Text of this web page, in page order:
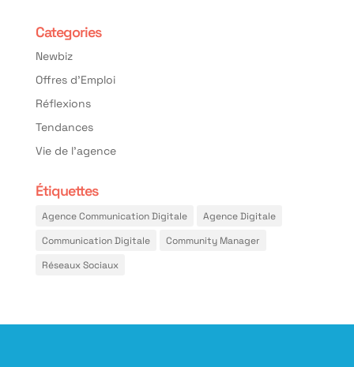
Categories
Newbiz
Offres d'Emploi
Réflexions
Tendances
Vie de l'agence
Étiquettes
Agence Communication Digitale
Agence Digitale
Communication Digitale
Community Manager
Réseaux Sociaux